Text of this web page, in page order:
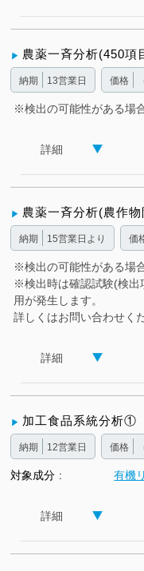
農薬一斉分析(450項
納期 13営業日 価格
※検出の可能性がある場
詳細
農薬一斉分析(農作
納期 15営業日より 価
※検出の可能性がある場
※検出時は確認試験(検出
用が発生します。
詳しくはお問い合わせく
詳細
加工食品系統分析①
納期 12営業日 価格
対象成分 有機
詳細